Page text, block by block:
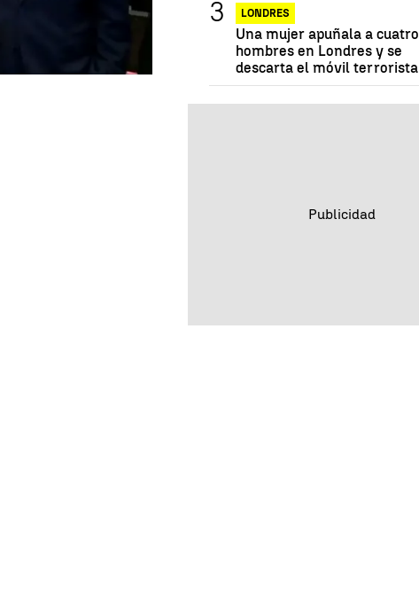
LONDRES
Una mujer apuñala a cuatro
hombres en Londres y se
descarta el móvil terrorista